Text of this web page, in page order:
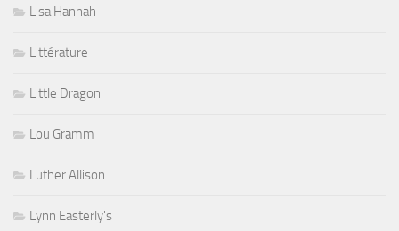
Lisa Hannah
Littérature
Little Dragon
Lou Gramm
Luther Allison
Lynn Easterly's